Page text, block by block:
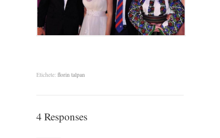
Etichete: florin talpan
4 Responses